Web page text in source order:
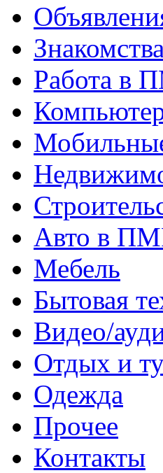
Работа в
Авто в
Мебель
Бытовая
Видео/
Отдых и
Одежда
Прочее
Контакты